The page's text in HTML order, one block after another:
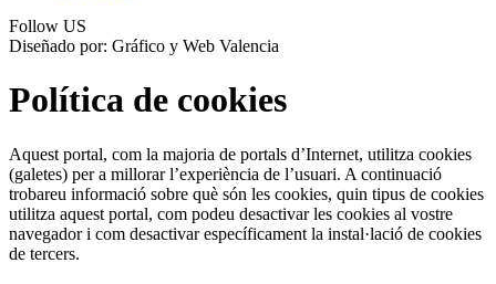
Follow US
Diseñado por: Gráfico y Web Valencia
Política de cookies
Aquest portal, com la majoria de portals d’Internet, utilitza cookies
(galetes) per a millorar l’experiència de l’usuari. A continuació
trobareu informació sobre què són les cookies, quin tipus de cookies
utilitza aquest portal, com podeu desactivar les cookies al vostre
navegador i com desactivar específicament la instal·lació de cookies
de tercers.